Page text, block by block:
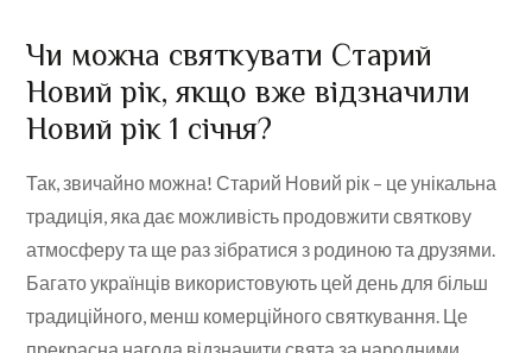
Чи можна святкувати Старий
Новий рік, якщо вже відзначили
Новий рік 1 січня?
Так, звичайно можна! Старий Новий рік – це унікальна
традиція, яка дає можливість продовжити святкову
атмосферу та ще раз зібратися з родиною та друзями.
Багато українців використовують цей день для більш
традиційного, менш комерційного святкування. Це